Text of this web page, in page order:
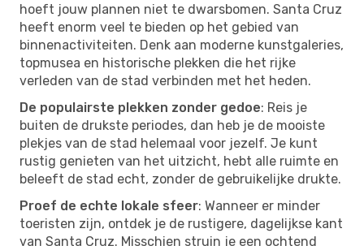
hoeft jouw plannen niet te dwarsbomen. Santa Cruz
heeft enorm veel te bieden op het gebied van
binnenactiviteiten. Denk aan moderne kunstgaleries,
topmusea en historische plekken die het rijke
verleden van de stad verbinden met het heden.
De populairste plekken zonder gedoe: Reis je
buiten de drukste periodes, dan heb je de mooiste
plekjes van de stad helemaal voor jezelf. Je kunt
rustig genieten van het uitzicht, hebt alle ruimte en
beleeft de stad echt, zonder de gebruikelijke drukte.
Proef de echte lokale sfeer: Wanneer er minder
toeristen zijn, ontdek je de rustigere, dagelijkse kant
van Santa Cruz. Misschien struin je een ochtend